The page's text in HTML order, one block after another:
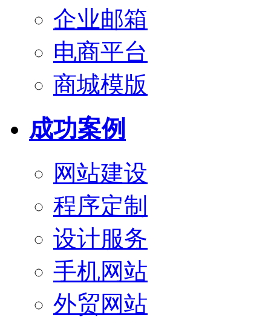
企业邮箱
电商平台
商城模版
成功案例
网站建设
程序定制
设计服务
手机网站
外贸网站